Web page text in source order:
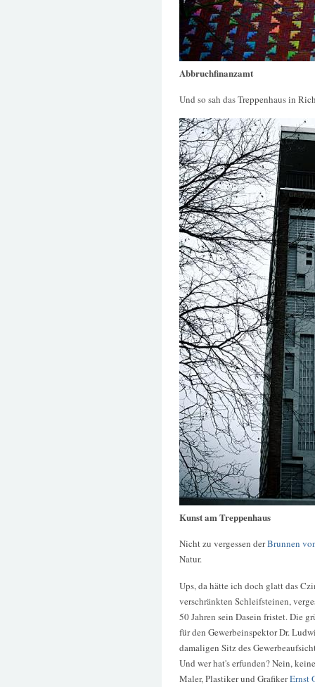
Abbruchfinanzamt
Und so sah das Treppenhaus in
Kunst am Treppenhaus
Nicht zu vergessen derBrunnen
Natur.
Ups, da hätte ich doch glatt das
verschränkten Schleifsteinen,
50 Jahren sein Dasein fristet. Die
für den Gewerbeinspektor Dr.
damaligen Sitz des
Und wer hat's erfunden? Nein,
Maler, Plastiker und GrafikerErnst